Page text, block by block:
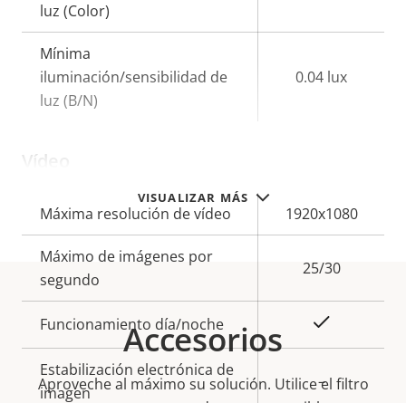
VISUALIZAR MÁS
luz (Color)
Mínima
iluminación/sensibilidad de
luz (B/N)
0.04 lux
Vídeo
Descripción
de
propiedad
Valor de
la
propiedad
Máxima resolución de vídeo 1920x1080
Máximo de imágenes por
segundo
25/30
Funcionamiento día/noche
Estabilización electrónica de
imagen
–
Accesorios
Aproveche al máximo su solución. Utilice el filtro